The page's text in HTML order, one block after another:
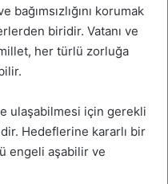
bağımsızlığını korumak
biridir. Vatanı ve
her türlü zorluğa
ulaşabilmesi için gerekli
Hedeflerine kararlı bir
engeli aşabilir ve